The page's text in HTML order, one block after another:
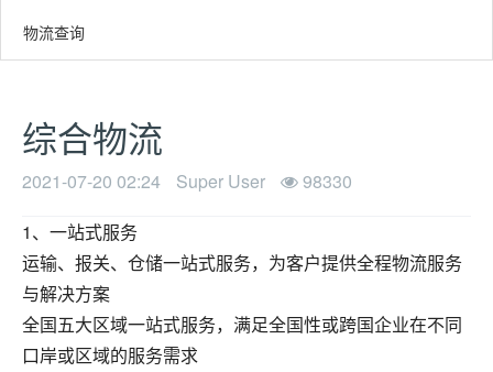
物流查询
综合物流
2021-07-20 02:24 Super User
98330
1、一站式服务
运输、报关、仓储一站式服务，为客户提供全程物流服务
与解决方案
全国五大区域一站式服务，满足全国性或跨国企业在不同
口岸或区域的服务需求